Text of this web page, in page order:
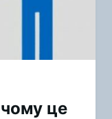
чому це